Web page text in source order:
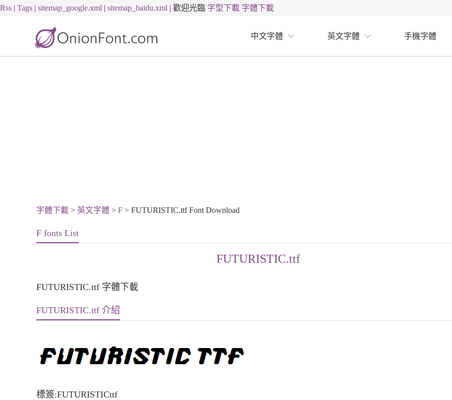
Rss | Tags | sitemap_google.xml | sitemap_baidu.xml | 歡迎光臨 字型下載 字體下載
中文字體 英文字體 手機字體
字體下載 > 英文字體 > F > FUTURISTIC.ttf Font Download
F fonts List
FUTURISTIC.ttf
FUTURISTIC.ttf 字體下載
FUTURISTIC.ttf 介紹
標簽:FUTURISTICttf